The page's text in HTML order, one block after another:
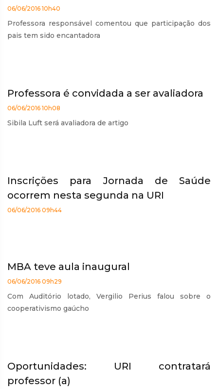
06/06/2016 10h40
Professora responsável comentou que participação dos
pais tem sido encantadora
Professora é convidada a ser avaliadora
06/06/2016 10h08
Sibila Luft será avaliadora de artigo
Inscrições para Jornada de Saúde
ocorrem nesta segunda na URI
06/06/2016 09h44
MBA teve aula inaugural
06/06/2016 09h29
Com Auditório lotado, Vergilio Perius falou sobre o
cooperativismo gaúcho
Oportunidades: URI contratará
professor (a)